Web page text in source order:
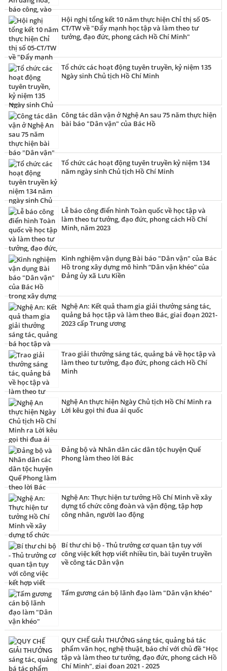
Hội nghị tổng kết 10 năm thực hiện Chỉ thị số 05-
CT/TW về "Đẩy mạnh học tập và làm theo tư
tưởng, đạo đức, phong cách Hồ Chí Minh"
Tổ chức các hoạt động tuyên truyền, kỷ niệm 135
Ngày sinh Chủ tịch Hồ Chí Minh
Công tác dân vận ở Nghệ An sau 75 năm thực hiện
bài báo "Dân vận" của Bác Hồ
Tổ chức các hoạt động tuyên truyền kỷ niệm 134
năm ngày sinh Chủ tịch Hồ Chí Minh
Lễ báo công điển hình Toàn quốc về học tập và
làm theo tư tưởng, đạo đức, phong cách Hồ Chí
Minh, năm 2023
Kinh nghiệm vận dụng Bài báo "Dân vận" của Bác
Hồ trong xây dựng mô hình “Dân vận khéo” của
Đảng ủy xã Lưu Kiền
Nghệ An: Kết quả tham gia giải thưởng sáng tác,
quảng bá học tập và làm theo Bác, giai đoạn 2021-
2023 cấp Trung ương
Trao giải thưởng sáng tác, quảng bá về học tập và
làm theo tư tưởng, đạo đức, phong cách Hồ Chí
Minh
Nghệ An thực hiện Ngày Chủ tịch Hồ Chí Minh ra
Lời kêu gọi thi đua ái quốc
Đảng bộ và Nhân dân các dân tộc huyện Quế
Phong làm theo lời Bác
Nghệ An: Thực hiện tư tưởng Hồ Chí Minh về xây
dựng tổ chức công đoàn và vận động, tập hợp
công nhân, người lao động
Bí thư chi bộ - Thủ trưởng cơ quan tận tụy với
công việc kết hợp viết nhiều tin, bài tuyên truyền
về công tác Dân vận
Tấm gương cán bộ lãnh đạo làm "Dân vận khéo"
QUY CHẾ GIẢI THƯỞNG sáng tác, quảng bá tác
phẩm văn học, nghệ thuật, báo chí với chủ đề "Học
tập và làm theo tư tưởng, đạo đức, phong cách Hồ
Chí Minh", giai đoạn 2021 - 2025